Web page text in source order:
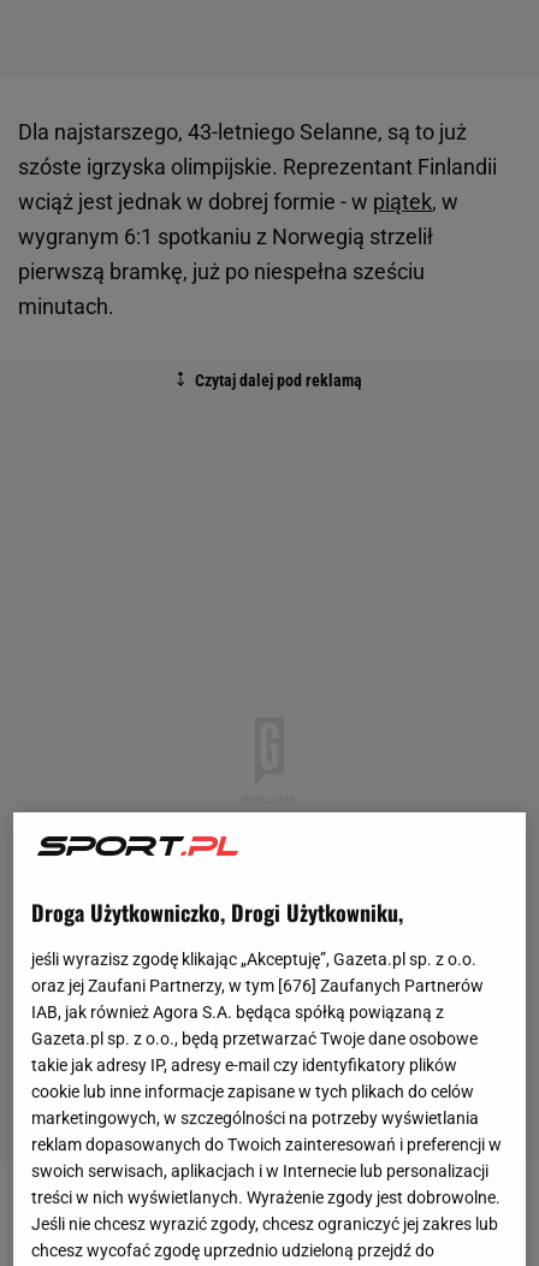
Dla najstarszego, 43-letniego Selanne, są to już
szóste igrzyska olimpijskie. Reprezentant Finlandii
wciąż jest jednak w dobrej formie - w piątek, w
wygranym 6:1 spotkaniu z Norwegią strzelił
pierwszą bramkę, już po niespełna sześciu
minutach.
W pierwszej tercji pokonał bramkarza też 41-letni
Jagr. GwiazdorreprezentacjiCzech w wygranym
Droga Użytkowniczko, Drogi Użytkowniku,
jeśli wyrazisz zgodę klikając „Akceptuję”, Gazeta.pl sp. z o.o.
oraz jej Zaufani Partnerzy, w tym [676] Zaufanych Partnerów
IAB, jak również Agora S.A. będąca spółką powiązaną z
Gazeta.pl sp. z o.o., będą przetwarzać Twoje dane osobowe
takie jak adresy IP, adresy e-mail czy identyfikatory plików
cookie lub inne informacje zapisane w tych plikach do celów
marketingowych, w szczególności na potrzeby wyświetlania
reklam dopasowanych do Twoich zainteresowań i preferencji w
swoich serwisach, aplikacjach i w Internecie lub personalizacji
treści w nich wyświetlanych. Wyrażenie zgody jest dobrowolne.
Jeśli nie chcesz wyrazić zgody, chcesz ograniczyć jej zakres lub
chcesz wycofać zgodę uprzednio udzieloną przejdź do